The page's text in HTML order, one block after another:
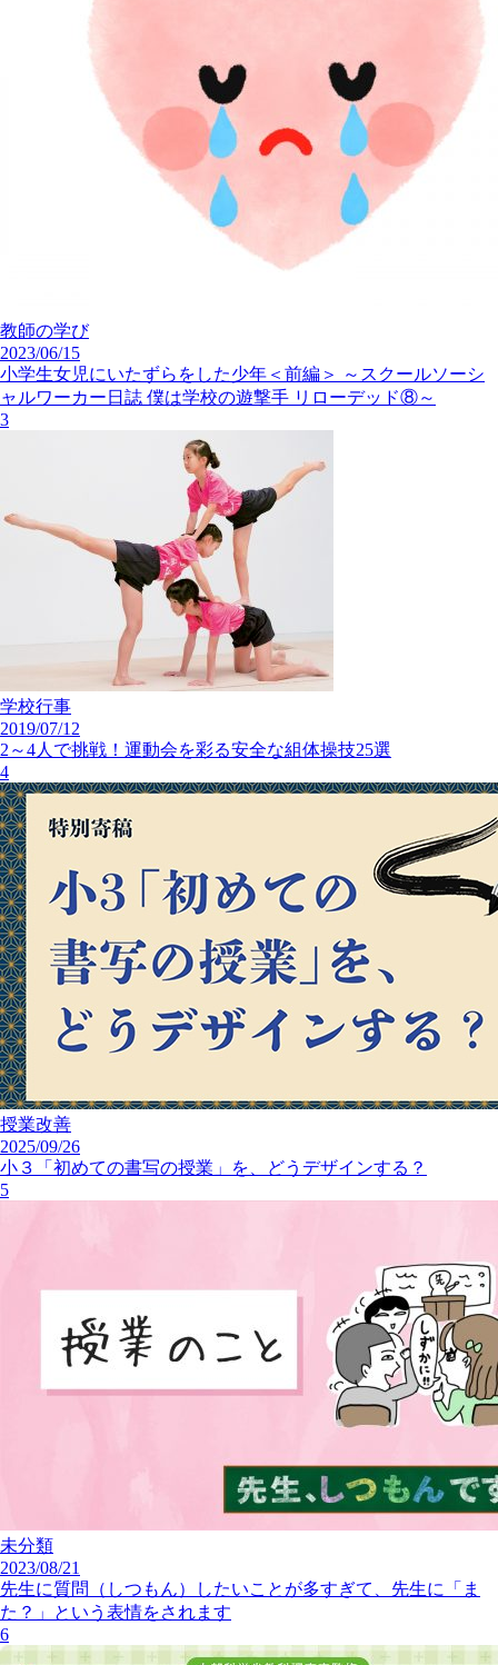
教師の学び
2023/06/15
小学生女児にいたずらをした少年＜前編＞ ～スクールソーシ
ャルワーカー日誌 僕は学校の遊撃手 リローデッド⑧～
3
学校行事
2019/07/12
2～4人で挑戦！運動会を彩る安全な組体操技25選
4
授業改善
2025/09/26
小３「初めての書写の授業」を、どうデザインする？
5
未分類
2023/08/21
先生に質問（しつもん）したいことが多すぎて、先生に「ま
た？」という表情をされます
6